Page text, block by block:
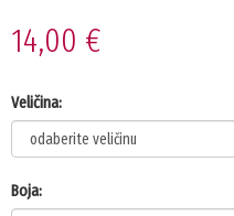
14,00 €
Veličina:
Boja: